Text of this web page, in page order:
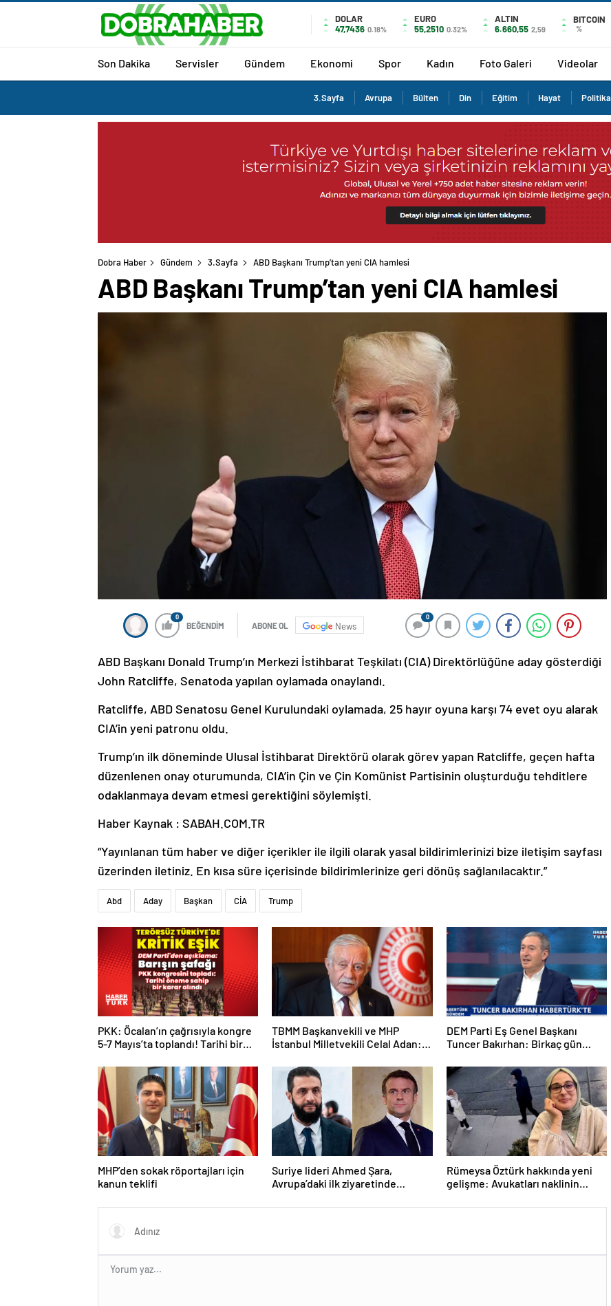
DOLAR
47,7436 0.18%
EURO
55,2510 0.32%
ALTIN
6.660,55 2,59
BITCOIN
%
Son Dakika Servisler Gündem Ekonomi Spor Kadın Foto Galeri Videolar
3.Sayfa Avrupa Bülten Din Eğitim Hayat Politika
Dobra Haber Gündem 3.Sayfa ABD Başkanı Trump’tan yeni CIA hamlesi
ABD Başkanı Trump’tan yeni CIA hamlesi
0
BEĞENDİM ABONE OL News
0
ABD Başkanı Donald Trump’ın Merkezi İstihbarat Teşkilatı (CIA) Direktörlüğüne aday gösterdiği
John Ratcliffe, Senatoda yapılan oylamada onaylandı.
Ratcliffe, ABD Senatosu Genel Kurulundaki oylamada, 25 hayır oyuna karşı 74 evet oyu alarak
CIA’in yeni patronu oldu.
Trump’ın ilk döneminde Ulusal İstihbarat Direktörü olarak görev yapan Ratcliffe, geçen hafta
düzenlenen onay oturumunda, CIA’in Çin ve Çin Komünist Partisinin oluşturduğu tehditlere
odaklanmaya devam etmesi gerektiğini söylemişti.
Haber Kaynak : SABAH.COM.TR
“Yayınlanan tüm haber ve diğer içerikler ile ilgili olarak yasal bildirimlerinizi bize iletişim sayfası
üzerinden iletiniz. En kısa süre içerisinde bildirimlerinize geri dönüş sağlanılacaktır.”
Abd Aday Başkan CİA Trump
PKK: Öcalan’ın çağrısıyla kongre
5-7 Mayıs’ta toplandı! Tarihi bir
TBMM Başkanvekili ve MHP
İstanbul Milletvekili Celal Adan:
DEM Parti Eş Genel Başkanı
Tuncer Bakırhan: Birkaç gün
açıklanacak
MHP’den sokak röportajları için
kanun teklifi
Suriye lideri Ahmed Şara,
Avrupa’daki ilk ziyaretinde
Rümeysa Öztürk hakkında yeni
gelişme: Avukatları naklinin